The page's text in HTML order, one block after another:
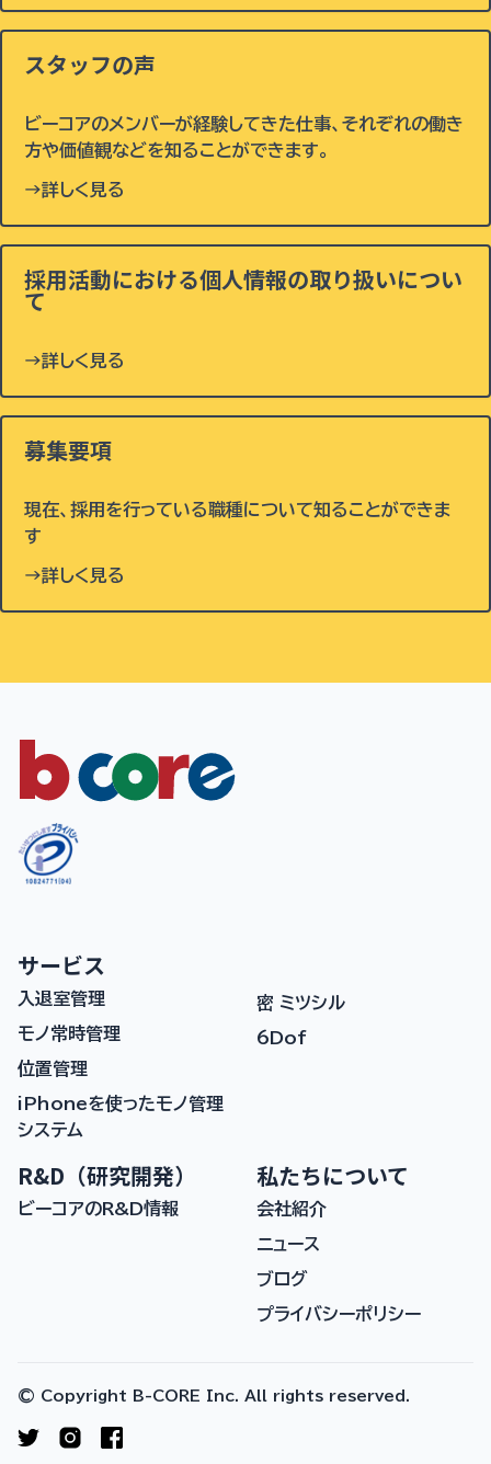
スタッフの声
ビーコアのメンバーが経験してきた仕事、それぞれの働き
方や価値観などを知ることができます。
→詳しく見る
採用活動における個人情報の取り扱いについ
て
→詳しく見る
募集要項
現在、採用を行っている職種について知ることができま
す
→詳しく見る
サービス
入退室管理
モノ常時管理
位置管理
iPhoneを使ったモノ管理
システム
密 ミツシル
6Dof
R&D（研究開発）
ビーコアのR&D情報
私たちについて
会社紹介
ニュース
ブログ
プライバシーポリシー
© Copyright B-CORE Inc. All rights reserved.